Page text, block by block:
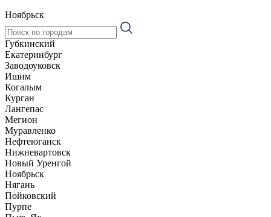
Ноябрьск
Губкинский
Екатеринбург
Заводоуковск
Ишим
Когалым
Курган
Лангепас
Мегион
Муравленко
Нефтеюганск
Нижневартовск
Новый Уренгой
Ноябрьск
Нягань
Пойковский
Пурпе